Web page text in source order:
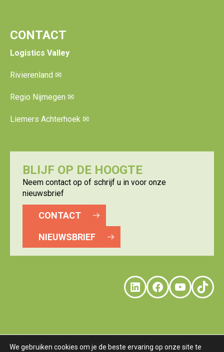
CONTACT
Logistics Valley
Rivierenland ✉
Regio Nijmegen ✉
Liemers Achterhoek ✉
BLIJF OP DE HOOGTE
Neem contact op of schrijf u in voor onze
nieuwsbrief
CONTACT
NIEUWSBRIEF
LinkedIn
Facebook
We gebruiken cookies om je de beste ervaring op onze site te